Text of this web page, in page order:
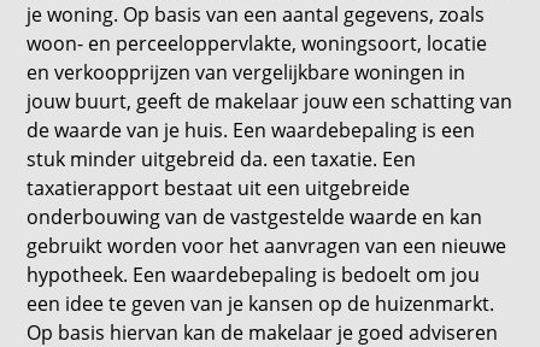
je woning. Op basis van een aantal gegevens, zoals
woon- en perceeloppervlakte, woningsoort, locatie
en verkoopprijzen van vergelijkbare woningen in
jouw buurt, geeft de makelaar jouw een schatting van
de waarde van je huis. Een waardebepaling is een
stuk minder uitgebreid da. een taxatie. Een
taxatierapport bestaat uit een uitgebreide
onderbouwing van de vastgestelde waarde en kan
gebruikt worden voor het aanvragen van een nieuwe
hypotheek. Een waardebepaling is bedoelt om jou
een idee te geven van je kansen op de huizenmarkt.
Op basis hiervan kan de makelaar je goed adviseren